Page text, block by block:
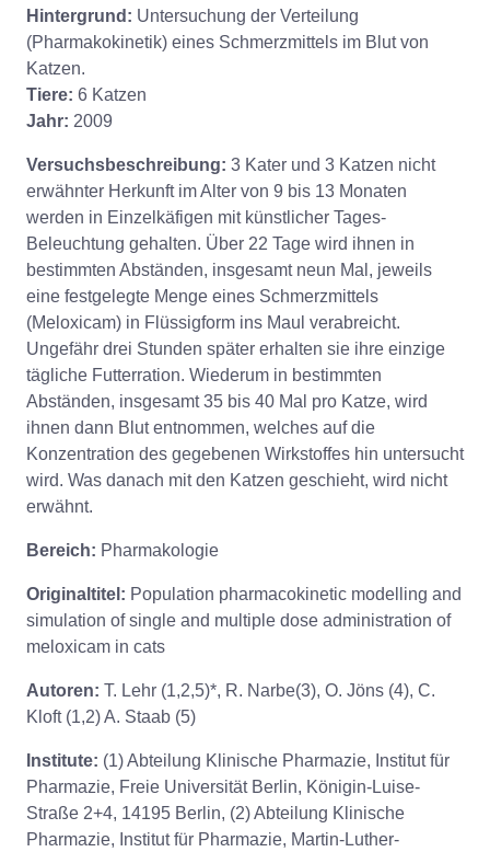
Hintergrund: Untersuchung der Verteilung
(Pharmakokinetik) eines Schmerzmittels im Blut von
Katzen.
Tiere: 6 Katzen
Jahr: 2009
Versuchsbeschreibung: 3 Kater und 3 Katzen nicht
erwähnter Herkunft im Alter von 9 bis 13 Monaten
werden in Einzelkäfigen mit künstlicher Tages-
Beleuchtung gehalten. Über 22 Tage wird ihnen in
bestimmten Abständen, insgesamt neun Mal, jeweils
eine festgelegte Menge eines Schmerzmittels
(Meloxicam) in Flüssigform ins Maul verabreicht.
Ungefähr drei Stunden später erhalten sie ihre einzige
tägliche Futterration. Wiederum in bestimmten
Abständen, insgesamt 35 bis 40 Mal pro Katze, wird
ihnen dann Blut entnommen, welches auf die
Konzentration des gegebenen Wirkstoffes hin untersucht
wird. Was danach mit den Katzen geschieht, wird nicht
erwähnt.
Bereich: Pharmakologie
Originaltitel: Population pharmacokinetic modelling and
simulation of single and multiple dose administration of
meloxicam in cats
Autoren: T. Lehr (1,2,5)*, R. Narbe(3), O. Jöns (4), C.
Kloft (1,2) A. Staab (5)
Institute: (1) Abteilung Klinische Pharmazie, Institut für
Pharmazie, Freie Universität Berlin, Königin-Luise-
Straße 2+4, 14195 Berlin, (2) Abteilung Klinische
Pharmazie, Institut für Pharmazie, Martin-Luther-